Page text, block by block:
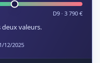
D9 · 3 790 €
deux valeurs.
12/2025